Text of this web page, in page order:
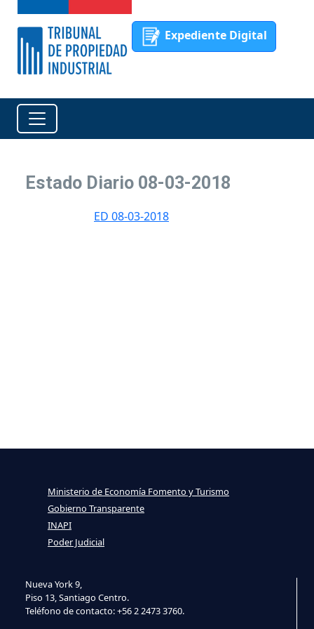
Expediente Digital
Estado Diario 08-03-2018
ED 08-03-2018
Nueva York 9,
Piso 13, Santiago Centro.
Teléfono de contacto: +56 2 2473 3760.
Ministerio de Economía Fomento y Turismo
Gobierno Transparente
INAPI
Poder Judicial